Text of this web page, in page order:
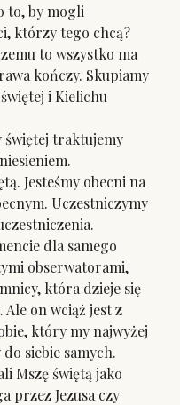
to, by mogli
którzy tego chcą?
to wszystko ma
kończy. Skupiamy
i Kielichu
świętej traktujemy
Jesteśmy obecni na
Uczestniczymy
dla samego
obserwatorami,
która dzieje się
on wciąż jest z
który my najwyżej
siebie samych.
Mszę świętą jako
przez Jezusa czy